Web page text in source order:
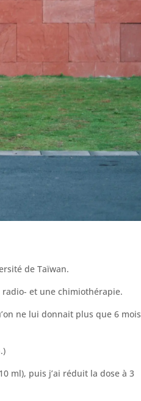
de Taïwan.
radio- et une chimiothérapie.
ne lui donnait plus que 6 mois
ml), puis j’ai réduit la dose à 3